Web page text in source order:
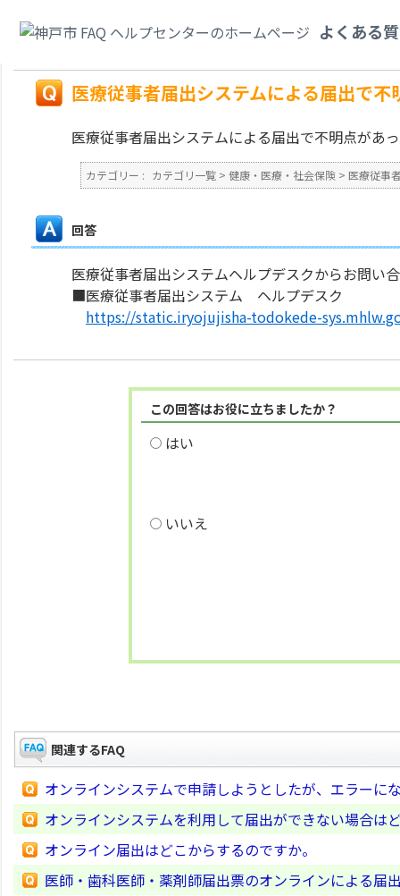
よくある
出システムによる届出で不明点があった場合の照会先はどこですか。
医療従事者届出システムによる届出で
医療従事者届出システムによる届出で不明点があ
カテゴリー : カテゴリ一覧 > 健康・医療・社会保険 > 医療従事
回答
医療従事者届出システムヘルプデスクからお問い
■医療従事者届出システム ヘルプデスク
https://static.iryojujisha-todokede-
この回答はお役に立ちましたか？
はい
いいえ
関連するFAQ
オンラインシステムで申請しようとしたが、エラーに
オンラインシステムを利用して届出ができない場合は
オンライン届出はどこからするのですか。
医師・歯科医師・薬剤師届出票のオンラインによる届